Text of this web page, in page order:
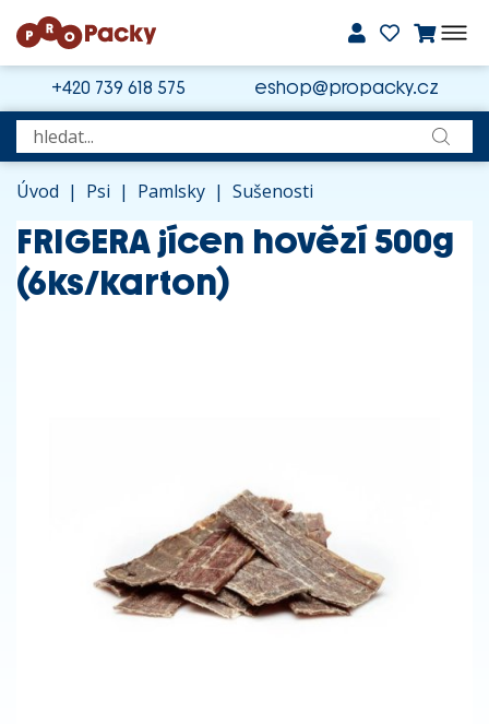
+420 739 618 575 eshop@propacky.cz
Úvod | Psi | Pamlsky | Sušenosti
FRIGERA jícen hovězí 500g
(6ks/karton)